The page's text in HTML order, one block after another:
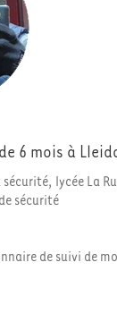
6 mois à
lycée La
sécurité
de suivi de